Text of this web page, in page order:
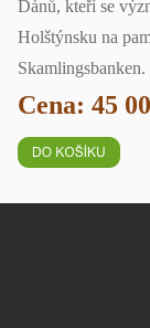
Dánů, kteří se
Holštýnsku na
Skamlingsbanken.
Cena: 45